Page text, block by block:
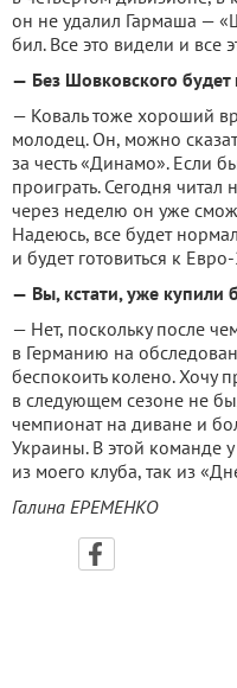
он не удалил Гармаша —
бил. Все это видели и все
— Без Шовковского будет
— Коваль тоже хороший
молодец. Он, можно
за честь «Динамо». Если
проиграть. Сегодня читал
через неделю он уже
Надеюсь, все будет
и будет готовиться к
— Вы, кстати, уже купили
— Нет, поскольку после
в Германию на
беспокоить колено. Хо­чу
в следующем сезоне не
чемпионат на диване и
Украины. В этой команде
из моего клуба, так из
Галина ЕРЕМЕНКО